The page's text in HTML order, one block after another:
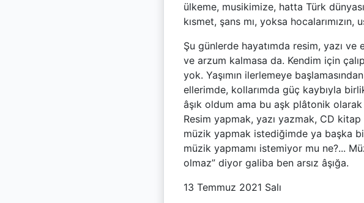
ülkeme, musikimize, hatta Türk
kısmet, şans mı, yoksa hocalarımızın,
Şu günlerde hayatımda resim, yazı
ve arzum kalmasa da. Kendim için
yok. Yaşımın ilerlemeye
ellerimde, kollarımda güç kaybıyla
âşık oldum ama bu aşk plâtonik
Resim yapmak, yazı yazmak, CD
müzik yapmak istediğimde ya başka
müzik yapmamı istemiyor mu ne?...
olmaz” diyor galiba ben arsız âşığa.
13 Temmuz 2021 Salı